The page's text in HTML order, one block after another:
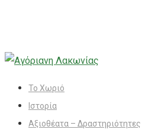
Το Χωριό
Ιστορία
Αξιοθέατα – Δραστηριότητες